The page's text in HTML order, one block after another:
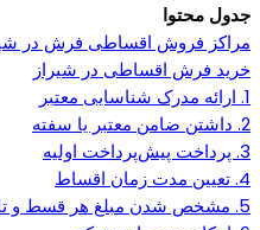
جدول محتوا
مراکز فروش اقساطی فرش در
خرید فرش اقساطی در شیراز
1. ارائه مدرک شناسایی معتبر
2. داشتن ضامن معتبر یا سفته
3. پرداخت پیش‌پرداخت اولیه
4. تعیین مدت زمان اقساط
5. مشخص شدن مبلغ هر قسط و تاریخ پرداخت